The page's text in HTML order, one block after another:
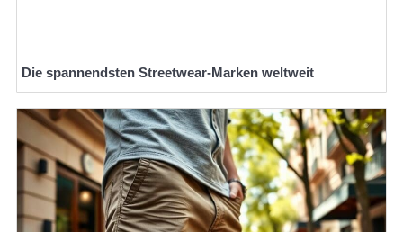
Die spannendsten Streetwear-Marken weltweit